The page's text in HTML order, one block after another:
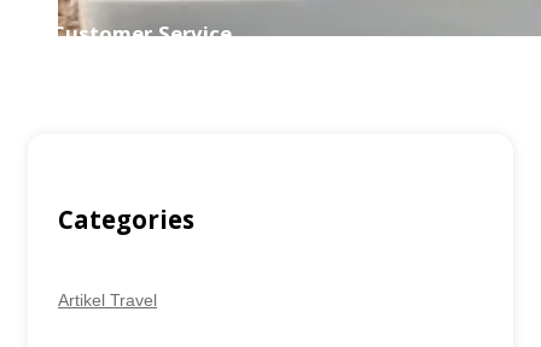
Customer Service
Categories
Artikel Travel